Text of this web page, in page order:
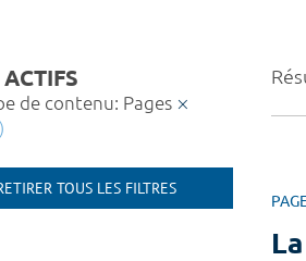
ACTIFS
de contenu: Pages
TOUS LES FILTRES